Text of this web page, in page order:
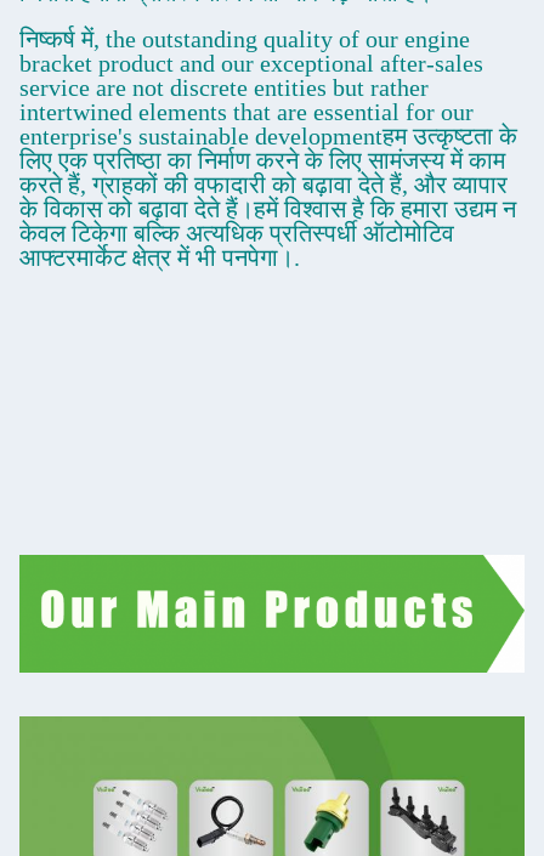
निष्कर्ष में, the outstanding quality of our engine
bracket product and our exceptional after-sales
service are not discrete entities but rather
intertwined elements that are essential for our
enterprise's sustainable developmentहम उत्कृष्टता के
लिए एक प्रतिष्ठा का निर्माण करने के लिए सामंजस्य में काम
करते हैं, ग्राहकों की वफादारी को बढ़ावा देते हैं, और व्यापार
के विकास को बढ़ावा देते हैं।हमें विश्वास है कि हमारा उद्यम न
केवल टिकेगा बल्कि अत्यधिक प्रतिस्पर्धी ऑटोमोटिव
आफ्टरमार्केट क्षेत्र में भी पनपेगा।.